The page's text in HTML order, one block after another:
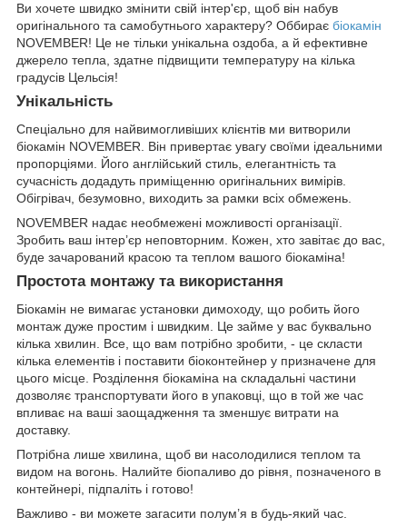
Ви хочете швидко змінити свій інтер'єр, щоб він набув
оригінального та самобутнього характеру? Оббирає біокамін
NОVEMВER! Це не тільки унікальна оздоба, а й ефективне
джерело тепла, здатне підвищити температуру на кілька
градусів Цельсія!
Унікальність
Спеціально для найвимогливіших клієнтів ми витворили
біокамін NОVEMВER. Він привертає увагу своїми ідеальними
пропорціями. Його англійський стиль, елегантність та
сучасність додадуть приміщенню оригінальних вимірів.
Обігрівач, безумовно, виходить за рамки всіх обмежень.
NОVEMВER надає необмежені можливості організації.
Зробить ваш інтер’єр неповторним. Кожен, хто завітає до вас,
буде зачарований красою та теплом вашого біокаміна!
Простота монтажу та використання
Біокамін не вимагає установки димоходу, що робить його
монтаж дуже простим і швидким. Це займе у вас буквально
кілька хвилин. Все, що вам потрібно зробити, - це скласти
кілька елементів і поставити біоконтейнер у призначене для
цього місце. Розділення біокаміна на складальні частини
дозволяє транспортувати його в упаковці, що в той же час
впливає на ваші заощадження та зменшує витрати на
доставку.
Потрібна лише хвилина, щоб ви насолодилися теплом та
видом на вогонь. Налийте біопаливо до рівня, позначеного в
контейнері, підпаліть і готово!
Важливо - ви можете загасити полум’я в будь-який час.